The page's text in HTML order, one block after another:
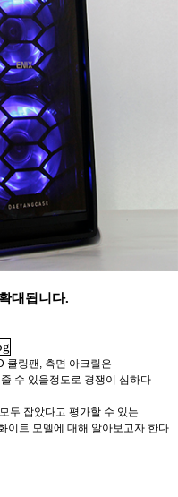
대됩니다.
쿨링팬, 측면 아크릴은
수 있을정도로 경쟁이 심하다
두 잡았다고 평가할 수 있는
이트 모델에 대해 알아보고자 한다